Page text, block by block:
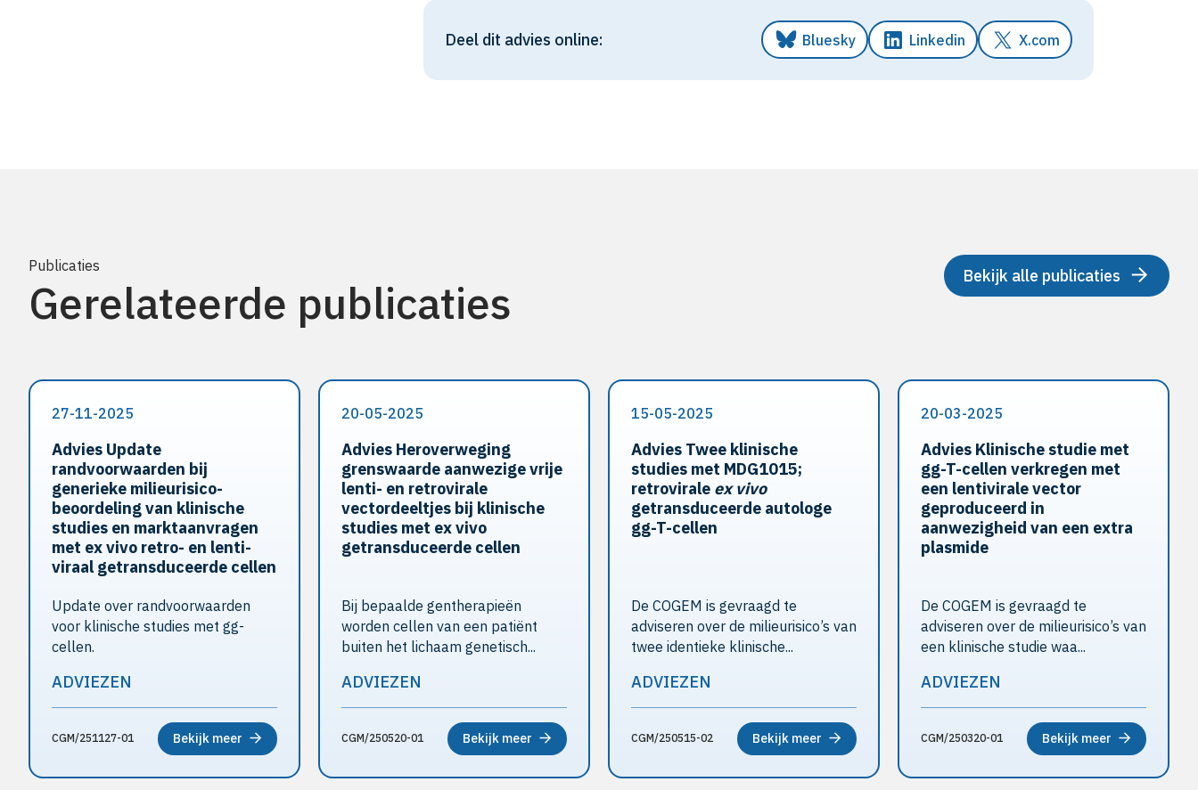
Deel dit advies online: Bluesky Linkedin X.com
Publicaties
Gerelateerde publicaties Bekijk alle publicaties
27-11-2025
Advies Update
randvoorwaarden bij
generieke milieurisico­
beoordeling van klinische
studies en marktaanvragen
met ex vivo retro- en lenti­
viraal getransduceerde cellen
Update over rand­voor­waar­den
voor klinische stu­dies met gg-
cellen.
ADVIEZEN
CGM/251127-01 Bekijk meer
20-05-2025
Advies Heroverweging
grenswaarde aanwezige vrije
lenti- en retrovirale
vectordeeltjes bij klinische
studies met ex vivo
getransduceerde cellen
Bij bepaalde gentherapieën
worden cellen van een patiënt
buiten het lichaam genetisch...
ADVIEZEN
CGM/250520-01 Bekijk meer
15-05-2025
Advies Twee klinische
studies met MDG1015;
retrovirale ex vivo
getransduceerde autologe
gg-T-cellen
De COGEM is gevraagd te
adviseren over de milieurisico’s van
twee identieke klinische...
ADVIEZEN
CGM/250515-02 Bekijk meer
20-03-2025
Advies Klinische studie met
gg-T-cellen verkregen met
een lentivirale vector
geproduceerd in
aanwezigheid van een extra
plasmide
De COGEM is gevraagd te
adviseren over de milieurisico’s van
een klinische studie waa...
ADVIEZEN
CGM/250320-01 Bekijk meer